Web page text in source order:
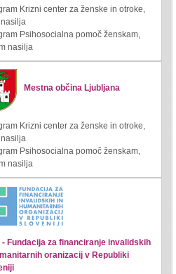
Krizni center za ženske in otroke,
Psihosocialna pomoč ženskam,
nasilja
Mestna občina Ljubljana
Krizni center za ženske in otroke,
Psihosocialna pomoč ženskam,
nasilja
- Fundacija za financiranje invalidskih
oranizacij v Republiki